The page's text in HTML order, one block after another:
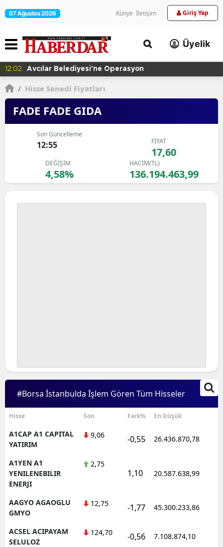
07 Ağustos 2026 Künye İletişim Giriş Yap
Üyelik
12:02 Avcılar Belediyesi'ne Operasyon
/ Hisse Senedi Fiyatları
FADE FADE GIDA
Son Güncelleme
12:55 FİYAT
17,60
DEĞİŞİM
4,58%
HACİM(TL)
136.194.463,99
#Borsa İstanbulda İşlem Gören Tüm Hisseler
Hisse Son Fark% En Düşük
A1CAP A1 CAPITAL
YATIRIM
9,06 -0,55 26.436.870,78
A1YEN A1
YENILENEBILIR
ENERJI
2,75
1,10 20.587.638,99
AAGYO AGAOGLU
GMYO
12,75 -1,77 45.300.233,86
ACSEL ACIPAYAM
SELULOZ
124,70 -0,56 7.108.874,10